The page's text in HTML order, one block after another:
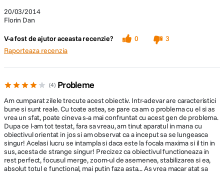
20/03/2014
Florin Dan
V-a fost de ajutor aceasta recenzie? 0
3
Raporteaza recenzia
4 Probleme
Am cumparat zilele trecute acest obiectiv. Intr-adevar are caracteristici
bune si sunt reale. Cu toate astea, se pare ca am o problema cu el si as
vrea un sfat, poate cineva s-a mai confruntat cu acest gen de problema.
Dupa ce l-am tot testat, fara sa vreau, am tinut aparatul in mana cu
obiectivul orientat in jos si am observat ca a inceput sa se lungeasca
singur! Acelasi lucru se intampla si daca este la focala maxima si il tin in
sus, acesta de strange singur! Precizez ca obiectivul functioneaza in
rest perfect, focusul merge, zoom-ul de asemenea, stabilizarea si ea,
absolut totul e functional, mai putin faza asta... As vrea macar atat sa